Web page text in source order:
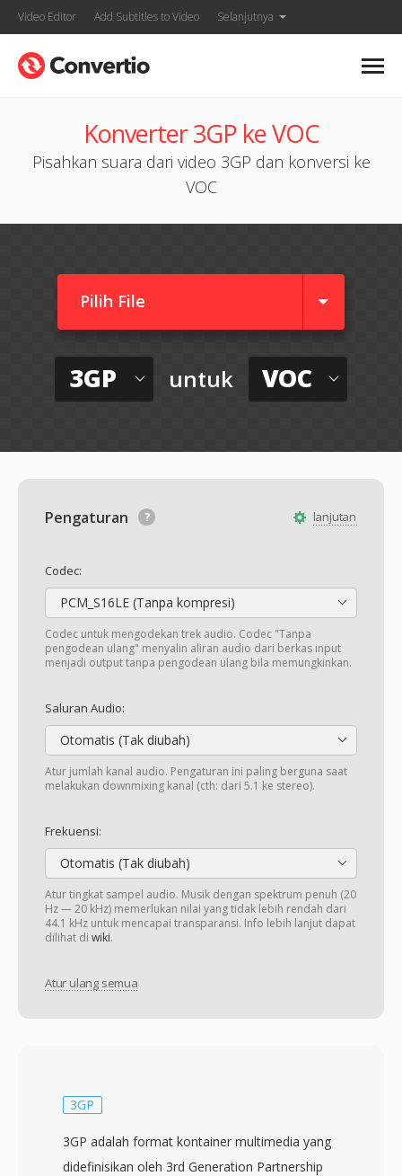
Video Editor Add Subtitles to Video Selanjutnya
Konverter 3GP ke VOC
Pisahkan suara dari video 3GP dan konversi ke
VOC
Pilih File
3GP untuk VOC
lanjutan
Pengaturan
Codec:
PCM_S16LE (Tanpa kompresi)
Codec untuk mengodekan trek audio. Codec "Tanpa
pengodean ulang" menyalin aliran audio dari berkas input
menjadi output tanpa pengodean ulang bila memungkinkan.
Saluran Audio:
Otomatis (Tak diubah)
Atur jumlah kanal audio. Pengaturan ini paling berguna saat
melakukan downmixing kanal (cth: dari 5.1 ke stereo).
Frekuensi:
Otomatis (Tak diubah)
Atur tingkat sampel audio. Musik dengan spektrum penuh (20
Hz — 20 kHz) memerlukan nilai yang tidak lebih rendah dari
44.1 kHz untuk mencapai transparansi. Info lebih lanjut dapat
dilihat di wiki.
Atur ulang semua
3GP
3GP adalah format kontainer multimedia yang
didefinisikan oleh 3rd Generation Partnership